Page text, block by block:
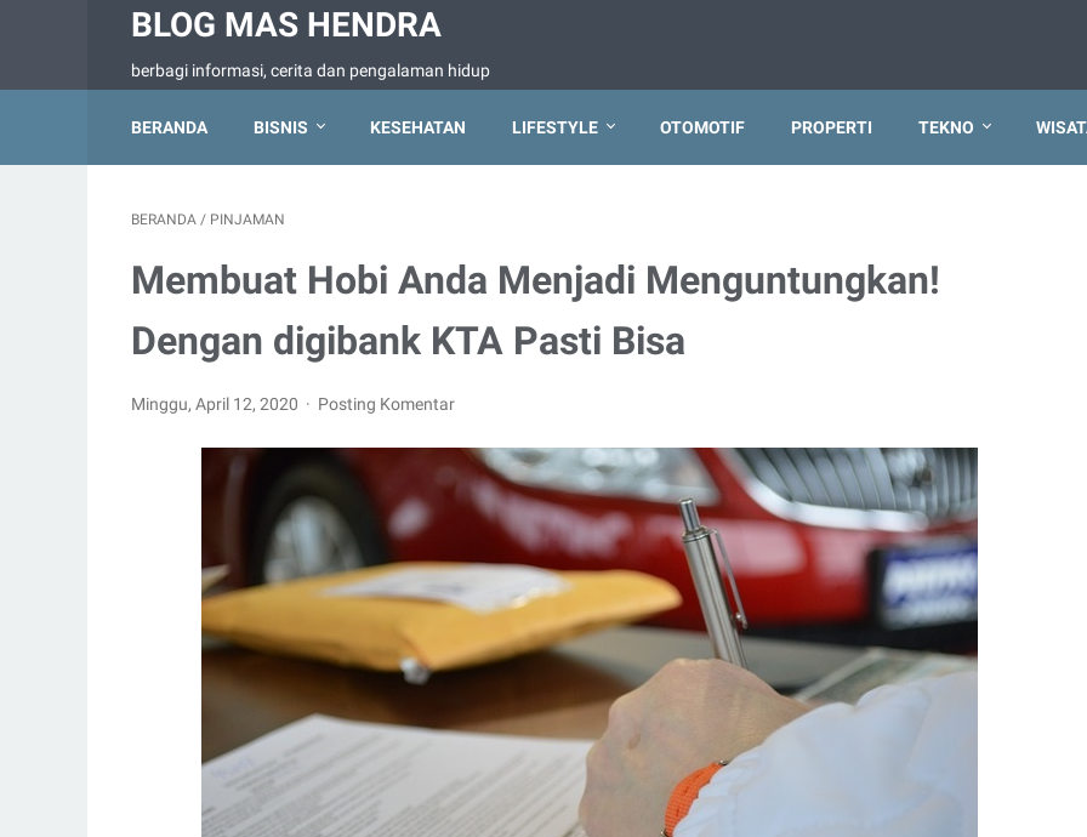
BLOG MAS HENDRA
berbagi informasi, cerita dan pengalaman hidup
BERANDA BISNIS KESEHATAN LIFESTYLE OTOMOTIF PROPERTI TEKNO
BERANDA / PINJAMAN
Membuat Hobi Anda Menjadi Menguntungkan!
Dengan digibank KTA Pasti Bisa
Minggu, April 12, 2020 Posting Komentar